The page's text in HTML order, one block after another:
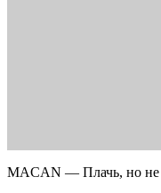
MACAN — Плачь, но не